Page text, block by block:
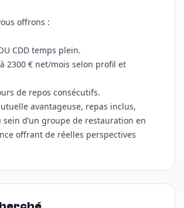
offrons :
CDD temps plein.
2300 € net/mois selon profil et
de repos consécutifs.
avantageuse, repas inclus,
d’un groupe de restauration en
offrant de réelles perspectives